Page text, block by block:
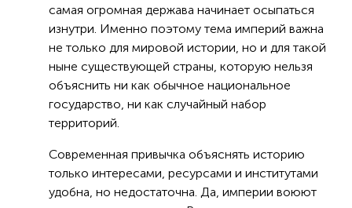
самая огромная держава начинает осыпаться
изнутри. Именно поэтому тема империй важна
не только для мировой истории, но и для такой
ныне существующей страны, которую нельзя
объяснить ни как обычное национальное
государство, ни как случайный набор
территорий.
Современная привычка объяснять историю
только интересами, ресурсами и институтами
удобна, но недостаточна. Да, империи воюют